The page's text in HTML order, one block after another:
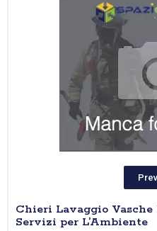
Chieri Lavaggio
Servizi per L’Ambiente